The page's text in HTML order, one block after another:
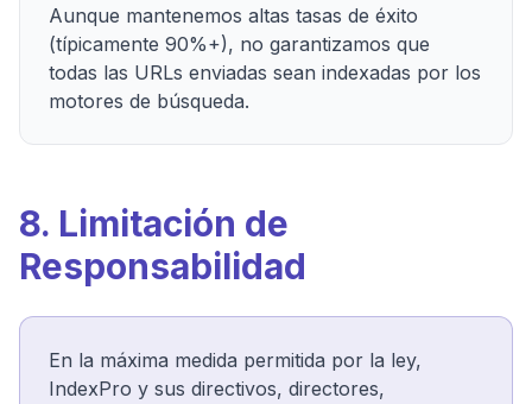
Aunque mantenemos altas tasas de éxito
(típicamente 90%+), no garantizamos que
todas las URLs enviadas sean indexadas por los
motores de búsqueda.
8. Limitación de
Responsabilidad
En la máxima medida permitida por la ley,
IndexPro y sus directivos, directores,